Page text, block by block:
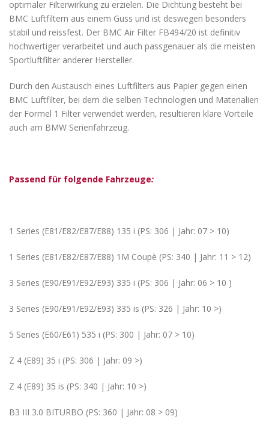
optimaler Filterwirkung zu erzielen. Die Dichtung besteht bei
BMC Luftfiltern aus einem Guss und ist deswegen besonders
stabil und reissfest. Der BMC Air Filter FB494/20 ist definitiv
hochwertiger verarbeitet und auch passgenauer als die meisten
Sportluftfilter anderer Hersteller.
Durch den Austausch eines Luftfilters aus Papier gegen einen
BMC Luftfilter, bei dem die selben Technologien und Materialien
der Formel 1 Filter verwendet werden, resultieren klare Vorteile
auch am BMW Serienfahrzeug.
Passend für folgende Fahrzeuge:
1 Series (E81/E82/E87/E88) 135 i (PS: 306 | Jahr: 07 > 10)
1 Series (E81/E82/E87/E88) 1M Coupè (PS: 340 | Jahr: 11 > 12)
3 Series (E90/E91/E92/E93) 335 i (PS: 306 | Jahr: 06 > 10 )
3 Series (E90/E91/E92/E93) 335 is (PS: 326 | Jahr: 10 >)
5 Series (E60/E61) 535 i (PS: 300 | Jahr: 07 > 10)
Z 4 (E89) 35 i (PS: 306 | Jahr: 09 >)
Z 4 (E89) 35 is (PS: 340 | Jahr: 10 >)
B3 III 3.0 BITURBO (PS: 360 | Jahr: 08 > 09)